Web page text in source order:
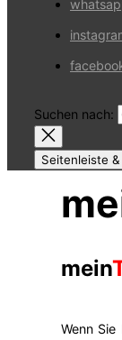
Suchen nach:
Seitenleiste
mein
Wenn